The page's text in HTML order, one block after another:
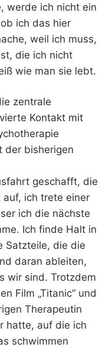
werde ich nicht ein
ich das hier
weil ich muss,
die ich nicht
wie man sie lebt.
zentrale
Kontakt mit
der bisherigen
geschafft, die
auf, ich trete einer
ich die nächste
Ich finde Halt in
Satzteile, die die
daran ableiten,
wir sind. Trotzdem
Film „Titanic“ und
Therapeutin
hatte, auf die ich
schwimmen